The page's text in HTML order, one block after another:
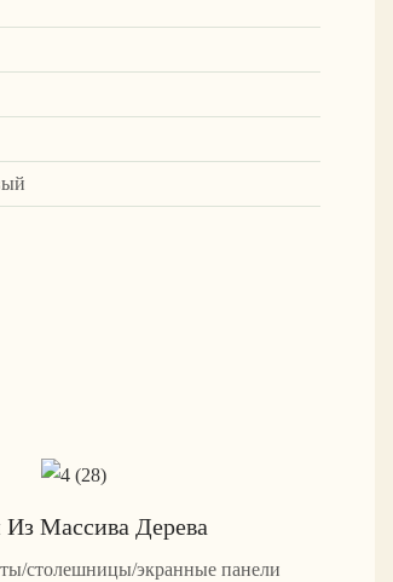
Массива Дерева
столешницы/экранные панели